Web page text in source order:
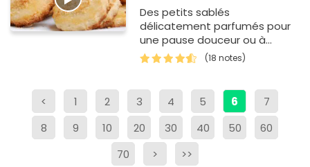
Des petits sablés
délicatement parfumés pour
une pause douceur ou à
déguster en dessert.
(18 notes)
< 1 2 3 4 5 6
7
8
9 10 20 30 40 50
60
70
> >>